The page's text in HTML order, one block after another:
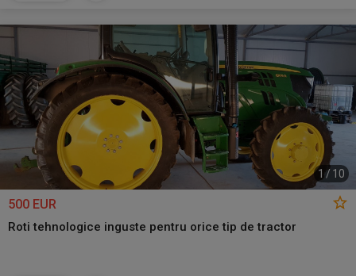
1 / 10
500 EUR
Roti tehnologice inguste pentru orice tip de tractor